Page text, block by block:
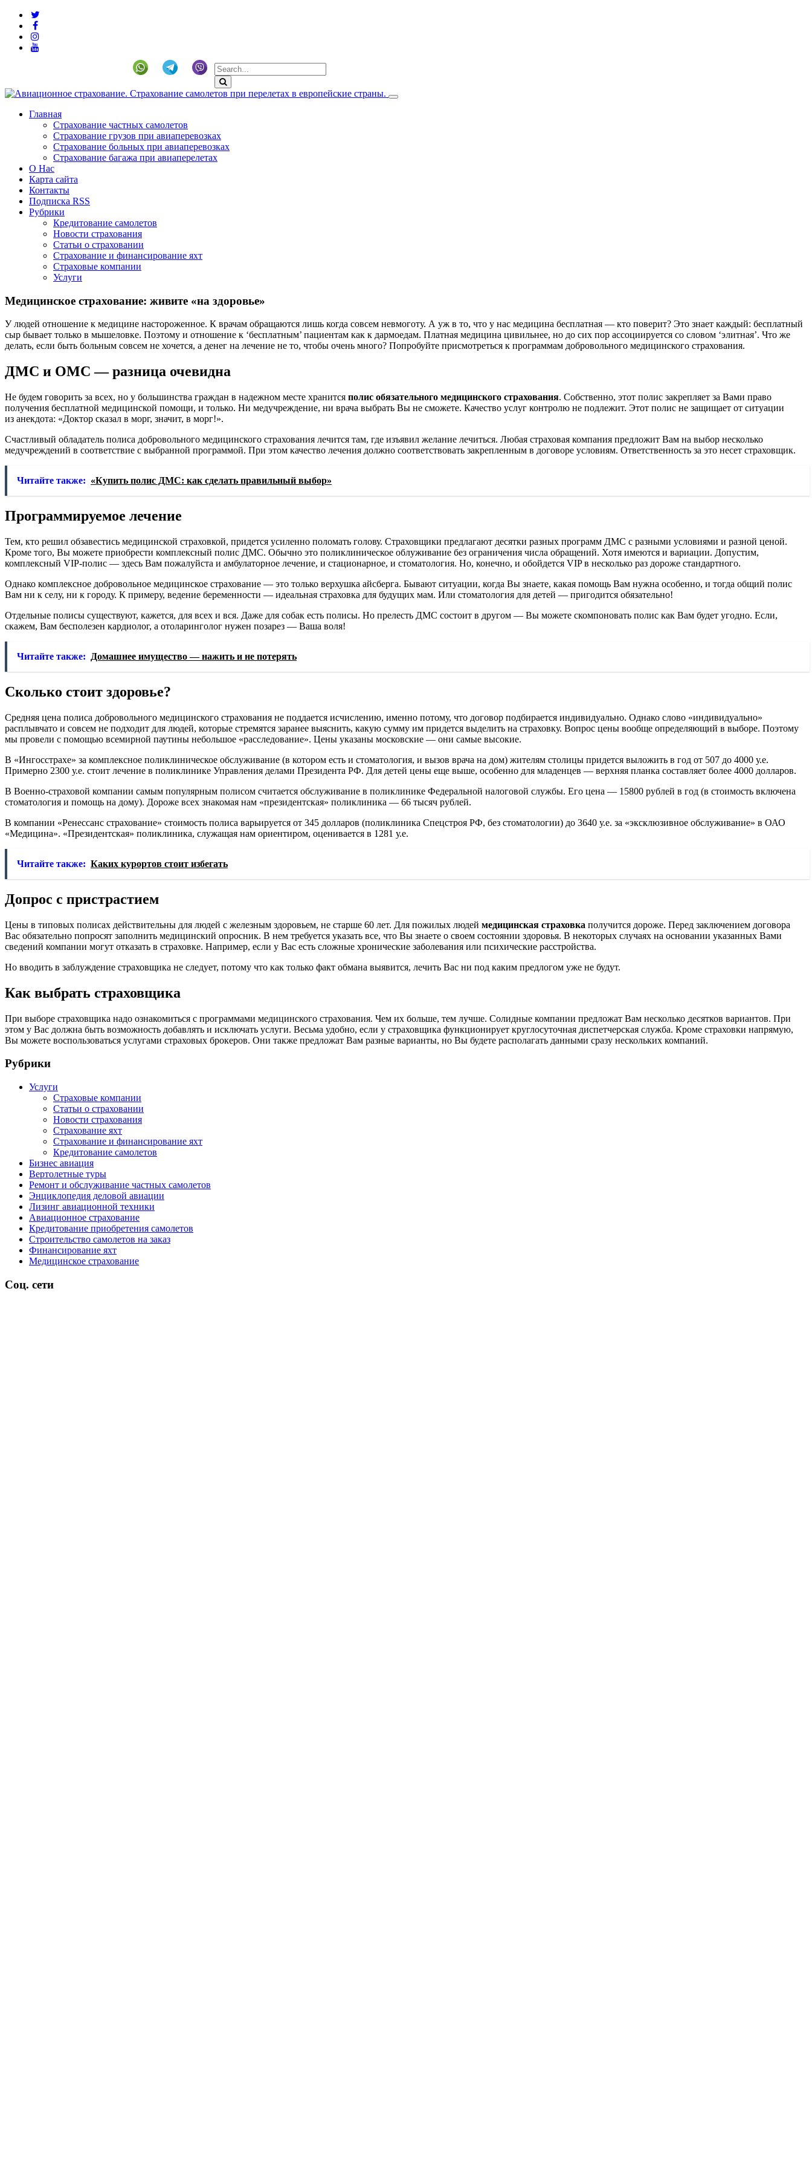
Главная
Страхование частных самолетов
Страхование грузов при авиаперевозках
Страхование больных при авиаперевозках
Страхование багажа при авиаперелетах
О Нас
Карта сайта
Контакты
Подписка RSS
Рубрики
Кредитование самолетов
Новости страхования
Статьи о страховании
Страхование и финансирование яхт
Страховые компании
Услуги
Медицинское страхование: живите «на здоровье»
У людей отношение к медицине настороженное. К врачам обращаются лишь когда совсем невмоготу. А уж в то, что у нас медицина бесплатная — кто поверит? Это знает каждый: бесплатный
сыр бывает только в мышеловке. Поэтому и отношение к ‘бесплатным’ пациентам как к дармоедам. Платная медицина цивильнее, но до сих пор ассоциируется со словом ‘элитная’. Что же
делать, если быть больным совсем не хочется, а денег на лечение не то, чтобы очень много? Попробуйте присмотреться к программам добровольного медицинского страхования.
ДМС и ОМС — разница очевидна
Не будем говорить за всех, но у большинства граждан в надежном месте хранится полис обязательного медицинского страхования. Собственно, этот полис закрепляет за Вами право
получения бесплатной медицинской помощи, и только. Ни медучреждение, ни врача выбрать Вы не сможете. Качество услуг контролю не подлежит. Этот полис не защищает от ситуации
из анекдота: «Доктор сказал в морг, значит, в морг!».
Счастливый обладатель полиса добровольного медицинского страхования лечится там, где изъявил желание лечиться. Любая страховая компания предложит Вам на выбор несколько
медучреждений в соответствие с выбранной программой. При этом качество лечения должно соответствовать закрепленным в договоре условиям. Ответственность за это несет страховщик.
Читайте также: «Купить полис ДМС: как сделать правильный выбор»
Программируемое лечение
Тем, кто решил обзавестись медицинской страховкой, придется усиленно поломать голову. Страховщики предлагают десятки разных программ ДМС с разными условиями и разной ценой.
Кроме того, Вы можете приобрести комплексный полис ДМС. Обычно это поликлиническое облуживание без ограничения числа обращений. Хотя имеются и вариации. Допустим,
комплексный VIP-полис — здесь Вам пожалуйста и амбулаторное лечение, и стационарное, и стоматология. Но, конечно, и обойдется VIP в несколько раз дороже стандартного.
Однако комплексное добровольное медицинское страхование — это только верхушка айсберга. Бывают ситуации, когда Вы знаете, какая помощь Вам нужна особенно, и тогда общий полис
Вам ни к селу, ни к городу. К примеру, ведение беременности — идеальная страховка для будущих мам. Или стоматология для детей — пригодится обязательно!
Отдельные полисы существуют, кажется, для всех и вся. Даже для собак есть полисы. Но прелесть ДМС состоит в другом — Вы можете скомпоновать полис как Вам будет угодно. Если,
скажем, Вам бесполезен кардиолог, а отоларинголог нужен позарез — Ваша воля!
Читайте также: Домашнее имущество — нажить и не потерять
Сколько стоит здоровье?
Средняя цена полиса добровольного медицинского страхования не поддается исчислению, именно потому, что договор подбирается индивидуально. Однако слово «индивидуально»
расплывчато и совсем не подходит для людей, которые стремятся заранее выяснить, какую сумму им придется выделить на страховку. Вопрос цены вообще определяющий в выборе. Поэтому
мы провели с помощью всемирной паутины небольшое «расследование». Цены указаны московские — они самые высокие.
В «Ингосстрахе» за комплексное поликлиническое обслуживание (в котором есть и стоматология, и вызов врача на дом) жителям столицы придется выложить в год от 507 до 4000 у.е.
Примерно 2300 у.е. стоит лечение в поликлинике Управления делами Президента РФ. Для детей цены еще выше, особенно для младенцев — верхняя планка составляет более 4000 долларов.
В Военно-страховой компании самым популярным полисом считается обслуживание в поликлинике Федеральной налоговой службы. Его цена — 15800 рублей в год (в стоимость включена
стоматология и помощь на дому). Дороже всех знакомая нам «президентская» поликлиника — 66 тысяч рублей.
В компании «Ренессанс страхование» стоимость полиса варьируется от 345 долларов (поликлиника Спецстроя РФ, без стоматологии) до 3640 у.е. за «эксклюзивное обслуживание» в ОАО
«Медицина». «Президентская» поликлиника, служащая нам ориентиром, оценивается в 1281 у.е.
Читайте также: Каких курортов стоит избегать
Допрос с пристрастием
Цены в типовых полисах действительны для людей с железным здоровьем, не старше 60 лет. Для пожилых людей медицинская страховка получится дороже. Перед заключением договора
Вас обязательно попросят заполнить медицинский опросник. В нем требуется указать все, что Вы знаете о своем состоянии здоровья. В некоторых случаях на основании указанных Вами
сведений компании могут отказать в страховке. Например, если у Вас есть сложные хронические заболевания или психические расстройства.
Но вводить в заблуждение страховщика не следует, потому что как только факт обмана выявится, лечить Вас ни под каким предлогом уже не будут.
Как выбрать страховщика
При выборе страховщика надо ознакомиться с программами медицинского страхования. Чем их больше, тем лучше. Солидные компании предложат Вам несколько десятков вариантов. При
этом у Вас должна быть возможность добавлять и исключать услуги. Весьма удобно, если у страховщика функционирует круглосуточная диспетчерская служба. Кроме страховки напрямую,
Вы можете воспользоваться услугами страховых брокеров. Они также предложат Вам разные варианты, но Вы будете располагать данными сразу нескольких компаний.
Рубрики
Услуги
Страховые компании
Статьи о страховании
Новости страхования
Страхование яхт
Страхование и финансирование яхт
Кредитование самолетов
Бизнес авиация
Вертолетные туры
Ремонт и обслуживание частных самолетов
Энциклопедия деловой авиации
Лизинг авиационной техники
Авиационное страхование
Кредитование приобретения самолетов
Строительство самолетов на заказ
Финансирование яхт
Медицинское страхование
Соц. сети